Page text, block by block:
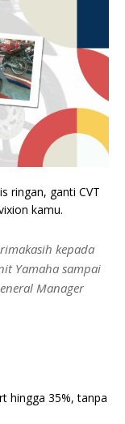
ringan, ganti CVT
kamu.
kepada
Yamaha sampai
Manager
hingga 35%, tanpa